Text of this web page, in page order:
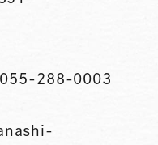
055-288-0003